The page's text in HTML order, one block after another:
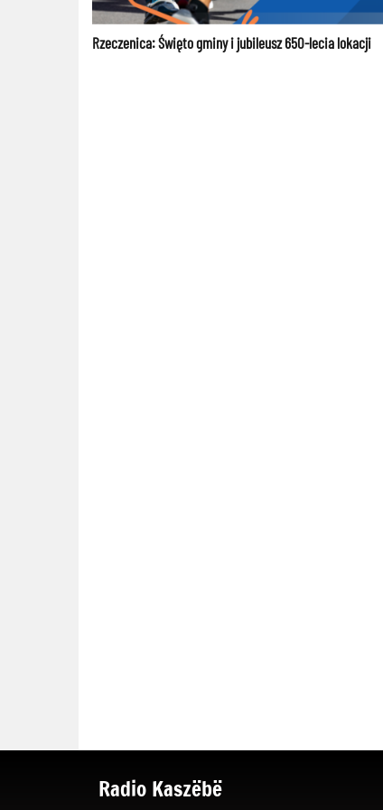
Rzeczenica: Święto gminy i jubileusz 650-lecia lokacji
Radio Kaszëbë